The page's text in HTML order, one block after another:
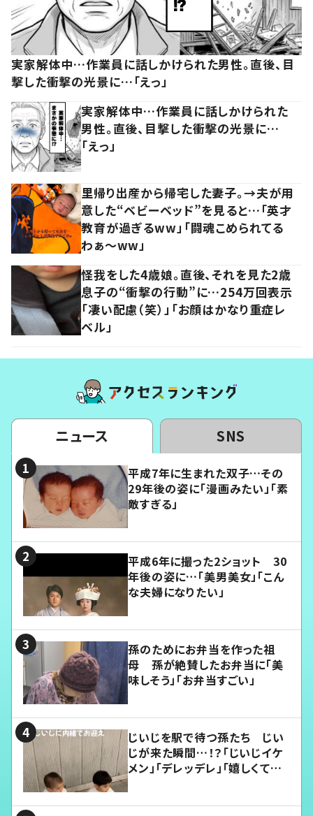
実家解体中…作業員に話しかけられた男性。直後、目
撃した衝撃の光景に…「えっ」
実家解体中…作業員に話しかけられた
男性。直後、目撃した衝撃の光景に…
「えっ」
里帰り出産から帰宅した妻子。→夫が用
意した“ベビーベッド”を見ると…「英才
教育が過ぎるww」「闘魂こめられてる
わぁ～ww」
怪我をした4歳娘。直後、それを見た2歳
息子の“衝撃の行動”に…254万回表示
「凄い配慮（笑）」「お顔はかなり重症レ
ベル」
ニュース SNS
平成7年に生まれた双子…その
29年後の姿に「漫画みたい」「素
敵すぎる」
平成6年に撮った2ショット 30
年後の姿に…「美男美女」「こん
な夫婦になりたい」
孫のためにお弁当を作った祖
母 孫が絶賛したお弁当に「美
味しそう」「お弁当すごい」
じいじを駅で待つ孫たち じい
じが来た瞬間…！？「じいじイケ
メン」「デレッデレ」「嬉しくて可